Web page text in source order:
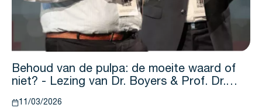
Behoud van de pulpa: de moeite waard of
niet? - Lezing van Dr. Boyers & Prof. Dr.
Schwendicke
11/03/2026